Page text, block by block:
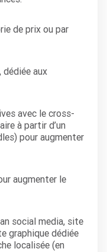
de prix ou par
aux
avec le cross-
à partir d’un
pour augmenter
augmenter le
social media, site
graphique dédiée
localisée (en